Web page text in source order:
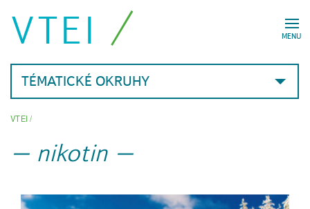
MENU
VTEI
TÉMATICKÉ OKRUHY
VTEI/
nikotin